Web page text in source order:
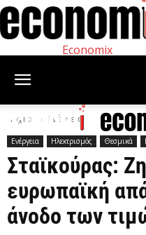
Economix
Αρχική Ενέργεια
Ενέργεια Ηλεκτρισμός Θεσμικά
Σταϊκούρας:
ευρωπαϊκή
άνοδο των